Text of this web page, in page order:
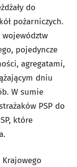
do
pożarniczych.
województw
pojedyncze
agregatami,
dniu
W sumie
PSP do
które